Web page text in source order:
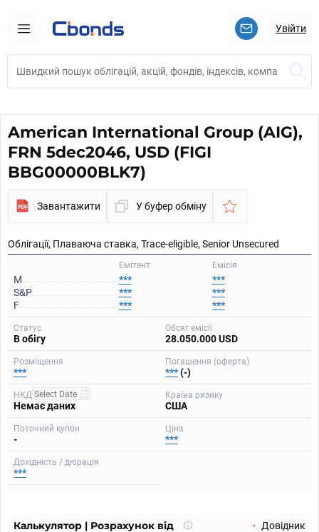
Увійти
American International Group (AIG),
FRN 5dec2046, USD (FIGI
BBG00000BLK7)
Завантажити У буфер обміну
Облігації, Плаваюча ставка, Trace-eligible, Senior Unsecured
Емісія
Емітент
M ***
***
S&P
***
***
F
***
***
Статус
В обігу
Обсяг емісії
28.050.000 USD
Розміщення
***
Погашення (оферта)
***(-)
НКД
Немає даних
Країна ризику
США
Поточний купон
-
Ціна
***
Дохідність / дюрація
***
Калькулятор | Розрахунок від
Що
Довідник